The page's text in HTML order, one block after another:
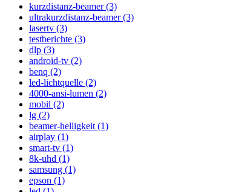
kurzdistanz-beamer (3)
ultrakurzdistanz-beamer (3)
lasertv (3)
testberichte (3)
dlp (3)
android-tv (2)
benq (2)
led-lichtquelle (2)
4000-ansi-lumen (2)
mobil (2)
lg (2)
beamer-helligkeit (1)
airplay (1)
smart-tv (1)
8k-uhd (1)
samsung (1)
epson (1)